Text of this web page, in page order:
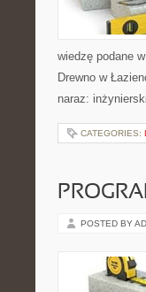
wiedzę podane
Drewno w
naraz:
CATEGORIES:
POSTED BY